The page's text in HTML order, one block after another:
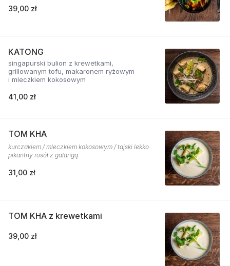
39,00 zł
KATONG
singapurski bulion z krewetkami,
grillowanym tofu, makaronem ryżowym
i mleczkiem kokosowym
41,00 zł
TOM KHA
kurczakiem / mleczkiem kokosowym / tajski lekko
pikantny rosół z galangą
31,00 zł
TOM KHA z krewetkami
39,00 zł